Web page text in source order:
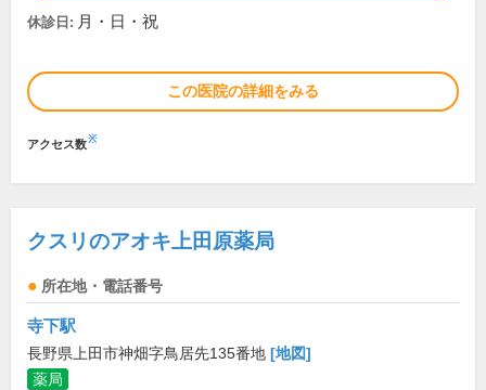
休診日: 月・日・祝
この医院の詳細をみる
アクセス数※
クスリのアオキ上田原薬局
所在地・電話番号
寺下駅
長野県上田市神畑字鳥居先135番地 [地図]
薬局